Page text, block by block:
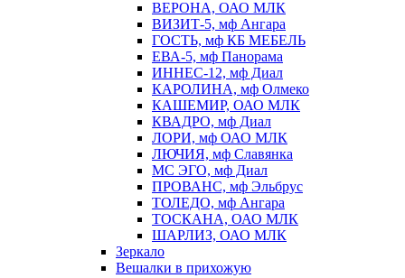
ВЕРОНА, ОАО МЛК
ВИЗИТ-5, мф Ангара
ГОСТЬ, мф КБ МЕБЕЛЬ
ЕВА-5, мф Панорама
ИННЕС-12, мф Диал
КАРОЛИНА, мф Олмеко
КАШЕМИР, ОАО МЛК
КВАДРО, мф Диал
ЛОРИ, мф ОАО МЛК
ЛЮЧИЯ, мф Славянка
МС ЭГО, мф Диал
ПРОВАНС, мф Эльбрус
ТОЛЕДО, мф Ангара
ТОСКАНА, ОАО МЛК
ШАРЛИЗ, ОАО МЛК
Зеркало
Вешалки в прихожую